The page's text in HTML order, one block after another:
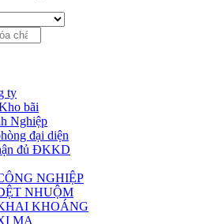
ty
bãi
Nghiệp
đại diện
đủ ĐKKD
NGHIỆP
NHUỘM
KHOÁNG
MẠ